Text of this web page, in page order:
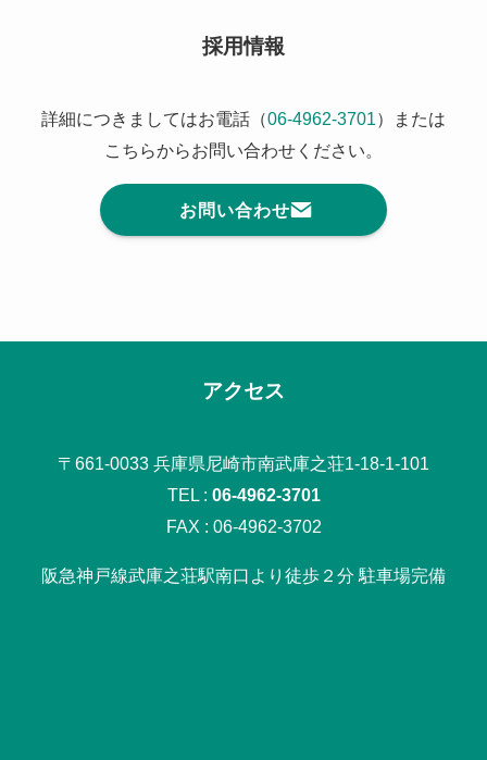
採用情報
詳細につきましてはお電話（06-4962-3701）または
こちらからお問い合わせください。
お問い合わせ
アクセス
〒661-0033 兵庫県尼崎市南武庫之荘1-18-1-101
TEL : 06-4962-3701
FAX : 06-4962-3702
阪急神戸線武庫之荘駅南口より徒歩２分 駐車場完備